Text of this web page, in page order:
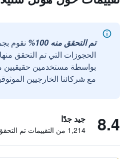
تم التحقق منه 100%
نقوم
الحجوزات التي تم التحقق
مع شركائنا الخارجيين
8.4 جيد جدًا
1,214 من التقييمات تم التحقق منها